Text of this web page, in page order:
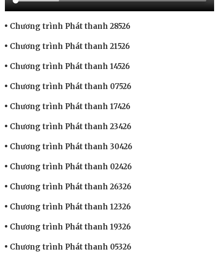
Chương trình Phát thanh 28526
Chương trình Phát thanh 21526
Chương trình Phát thanh 14526
Chương trình Phát thanh 07526
Chương trình Phát thanh 17426
Chương trình Phát thanh 23426
Chương trình Phát thanh 30426
Chương trình Phát thanh 02426
Chương trình Phát thanh 26326
Chương trình Phát thanh 12326
Chương trình Phát thanh 19326
Chương trình Phát thanh 05326